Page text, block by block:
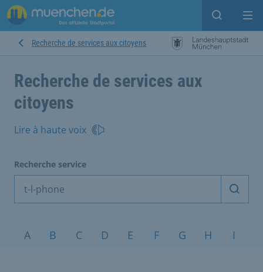
Open
Recherche de services aux citoyens
Recherche de services aux
citoyens
Lire à haute voix
Recherche service
Sujets de A à Z
A B C D E F G H I